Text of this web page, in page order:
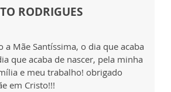
RODRIGUES
a Mãe Santíssima, o dia que acaba
que acaba de nascer, pela minha
e meu trabalho! obrigado
em Cristo!!!